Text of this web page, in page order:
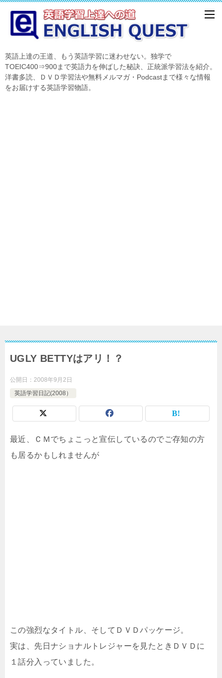
英語上達の王道、もう英語学習に迷わせない。独学で
TOEIC400⇒900まで英語力を伸ばした秘訣、正統派学習法を紹介。
洋書多読、ＤＶＤ学習法や無料メルマガ・Podcastまで様々な情報
をお届けする英語学習物語。
UGLY BETTYはアリ！？
公開日： 2008年9月2日
英語学習日記(2008）
最近、ＣＭでちょこっと宣伝しているのでご存知の方
も居るかもしれませんが
この強烈なタイトル、そしてＤＶＤパッケージ。
実は、先日ナショナルトレジャーを見たときＤＶＤに
１話分入っていました。